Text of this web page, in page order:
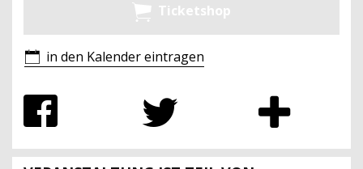
Ticketshop
in den Kalender eintragen